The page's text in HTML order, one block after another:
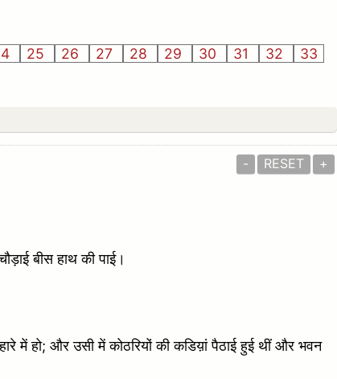
25 26 27 28 29 30 31 32
33
- RESET +
बीस हाथ की पाई।
में हो; और उसी में कोठरियों की कडिय़ां पैठाई हुई थीं और भवन